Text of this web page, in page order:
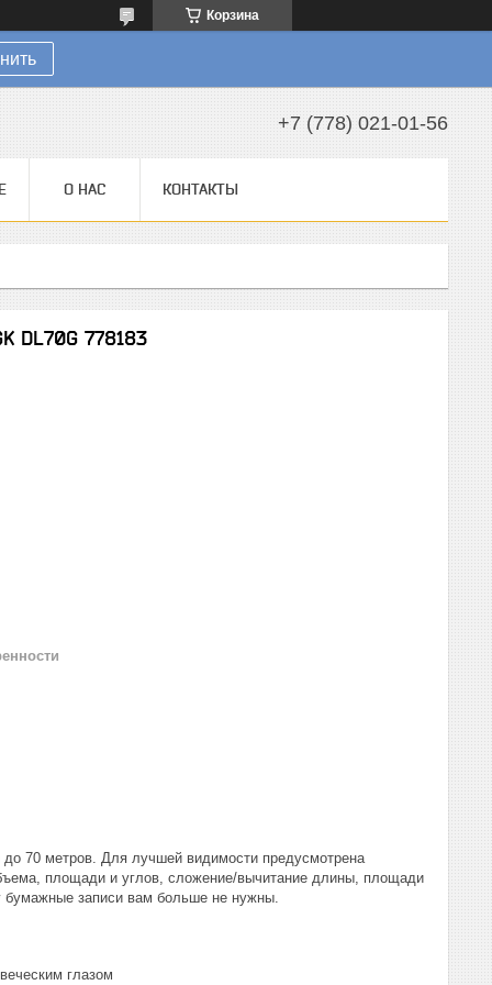
Корзина
+7 (778) 021-01-56
О НАС КОНТАКТЫ
DL70G 778183
до 70 метров. Для лучшей видимости предусмотрена
площади и углов, сложение/вычитание длины, площади
бумажные записи вам больше не нужны.
глазом